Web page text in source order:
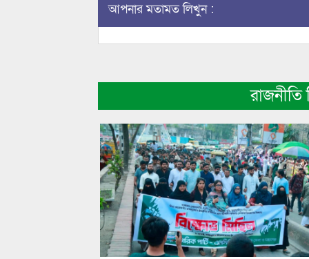
আপনার মতামত লিখুন :